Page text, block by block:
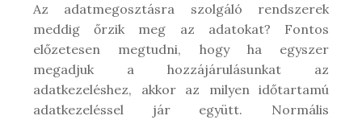
Az adatmegosztásra szolgáló rendszerek
meddig őrzik meg az adatokat? Fontos
előzetesen megtudni, hogy ha egyszer
megadjuk a hozzájárulásunkat az
adatkezeléshez, akkor az milyen időtartamú
adatkezeléssel jár együtt. Normális